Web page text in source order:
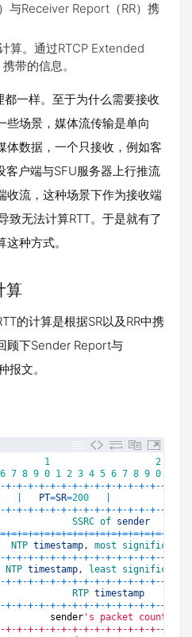
与Receiver Report（RR）携
算。通过RTCP Extended
带的信息。
一样。至于为什么需要接收
些场景，媒体流传输是单向
体数据，一个只接收，例如客
客户端与SFU服务器上行推流
收流，这种场景下作为接收端
致无法计算RTT。于是就有了
种方式。
算
的计算是根据SR以及RR中携
顾下Sender Report与
报文。
1
2
6 7 8 9 0 1 2 3 4 5 6 7 8 9 0
-+-+-+-+-+-+-+-+-+-+-+-+-+-+-+
PT=SR=200
-+-+-+-+-+-+-+-+-+-+-+-+-+-+-+
SSRC of sender
+=+=+=+=+=+=+=+=+=+=+=+=+=+=+=
NTP timestamp, most significant
-+-+-+-+-+-+-+-+-+-+-+-+-+-+-+
NTP timestamp, least significant
-+-+-+-+-+-+-+-+-+-+-+-+-+-+-+
RTP timestamp
-+-+-+-+-+-+-+-+-+-+-+-+-+-+-+
sender 's packet count
+-+-+-+-+-+-+-+-+-+-+-+-+-+-